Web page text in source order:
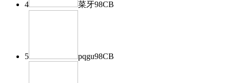
4 菜牙98CB
5 pqgu98CB